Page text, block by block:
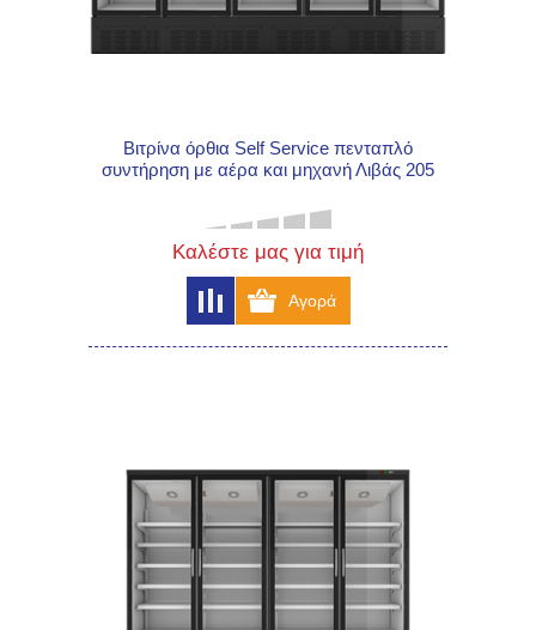
Βιτρίνα όρθια Self Service πενταπλό
συντήρηση με αέρα και μηχανή Λιβάς 205
Καλέστε μας για τιμή